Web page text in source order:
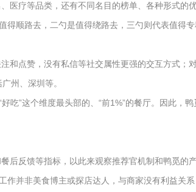
疗等品类，还有不同名目的榜单、各种形式的
顺路去，二勺是值得绕路去，三勺则代表值得
赞，没有私信等社交属性更强的交互方式；
州、深圳等。
”这个维度最头部的、“前1%”的餐厅。因此，
反馈等指标，以此来观察推荐官机制和鸭觅的
并非美食博主或探店达人，与商家没有利益关